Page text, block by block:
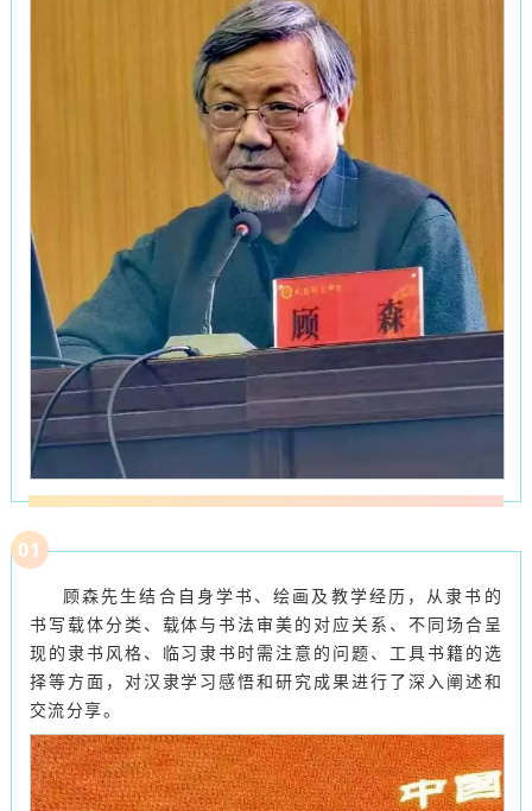
01
顾森先生结合自身学书、绘画及教学经历，从隶书的
书写载体分类、载体与书法审美的对应关系、不同场合呈
现的隶书风格、临习隶书时需注意的问题、工具书籍的选
择等方面，对汉隶学习感悟和研究成果进行了深入阐述和
交流分享。